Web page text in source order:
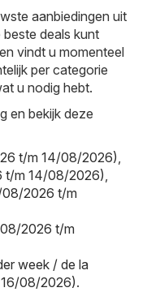
aanbiedingen uit
deals kunt
vindt u momenteel
per categorie
u nodig hebt.
en bekijk deze
t/m 14/08/2026),
t/m 14/08/2026),
08/2026 t/m
2026 t/m
week / de la
08/2026).